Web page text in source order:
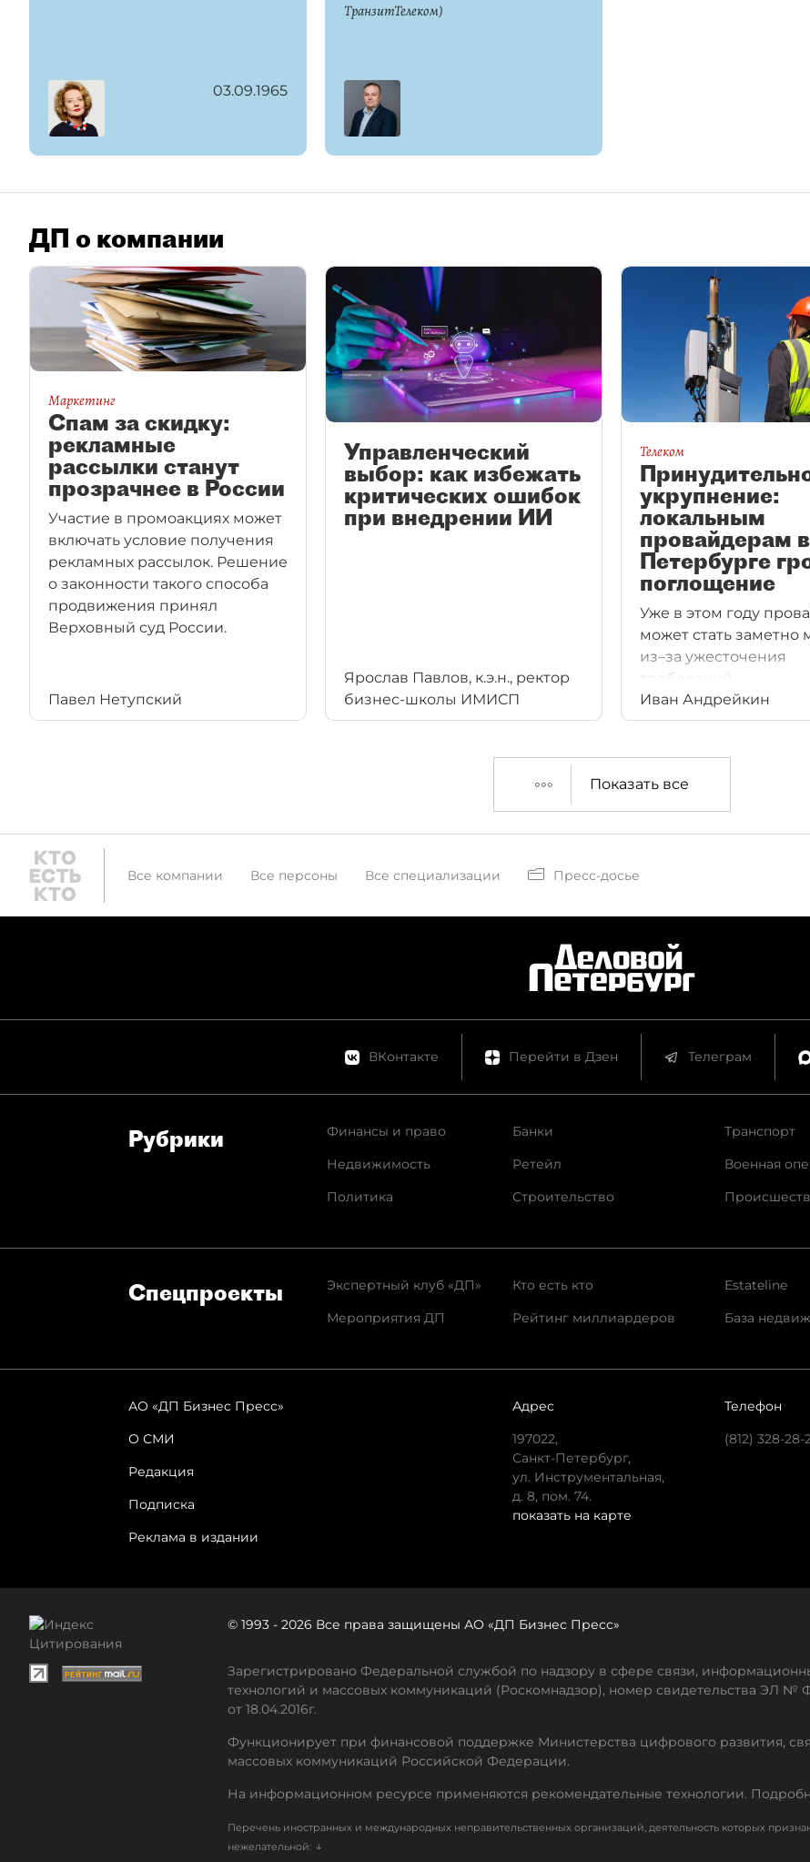
03.09.1965
ТранзитТелеком)
ДП о компании
Маркетинг
Спам за скидку:
рекламные
рассылки станут
прозрачнее в России
Участие в промоакциях может
включать условие получения
рекламных рассылок. Решение
о законности такого способа
продвижения принял
Верховный суд России.
Павел Нетупский
Управленческий
выбор: как избежать
критических ошибок
при внедрении ИИ
Ярослав Павлов, к.э.н., ректор
бизнес-школы ИМИСП
Телеком
укрупнение:
локальным
провайдерам в
Петербурге
поглощение
Уже в этом году
может стать заметно
из–за ужесточения
требований
к лицензированию
операторов связи.
Иван Андрейкин
Показать все
Все компании Все персоны Все специализации Пресс-досье
ВКонтакте Перейти в Дзен Телеграм
Рубрики
Финансы и право
Недвижимость
Политика
Банки
Ретейл
Строительство
Транспорт
Военная
Спец­проекты
Экспертный клуб «ДП»
Мероприятия ДП
Кто есть кто
Рейтинг миллиардеров
Estateline
База
АО «ДП Бизнес Пресс»
О СМИ
Редакция
Подписка
Реклама в издании
Адрес
197022,
Санкт-Петербург,
ул. Инструментальная,
д. 8, пом. 74.
показать на карте
Телефон
(812) 328-28-
© 1993 - 2026 Все права защищены АО «ДП Бизнес Пресс»
Зарегистрировано Федеральной службой по надзору в сфере связи,
технологий и массовых коммуникаций (Роскомнадзор), номер свидетельства ЭЛ №
от 18.04.2016г.
Функционирует при финансовой поддержке Министерства цифрового развития,
массовых коммуникаций Российской Федерации.
На информационном ресурсе применяются рекомендательные технологии.
Перечень иностранных и международных неправительственных организаций, деятельность которых
нежелательной: ↓